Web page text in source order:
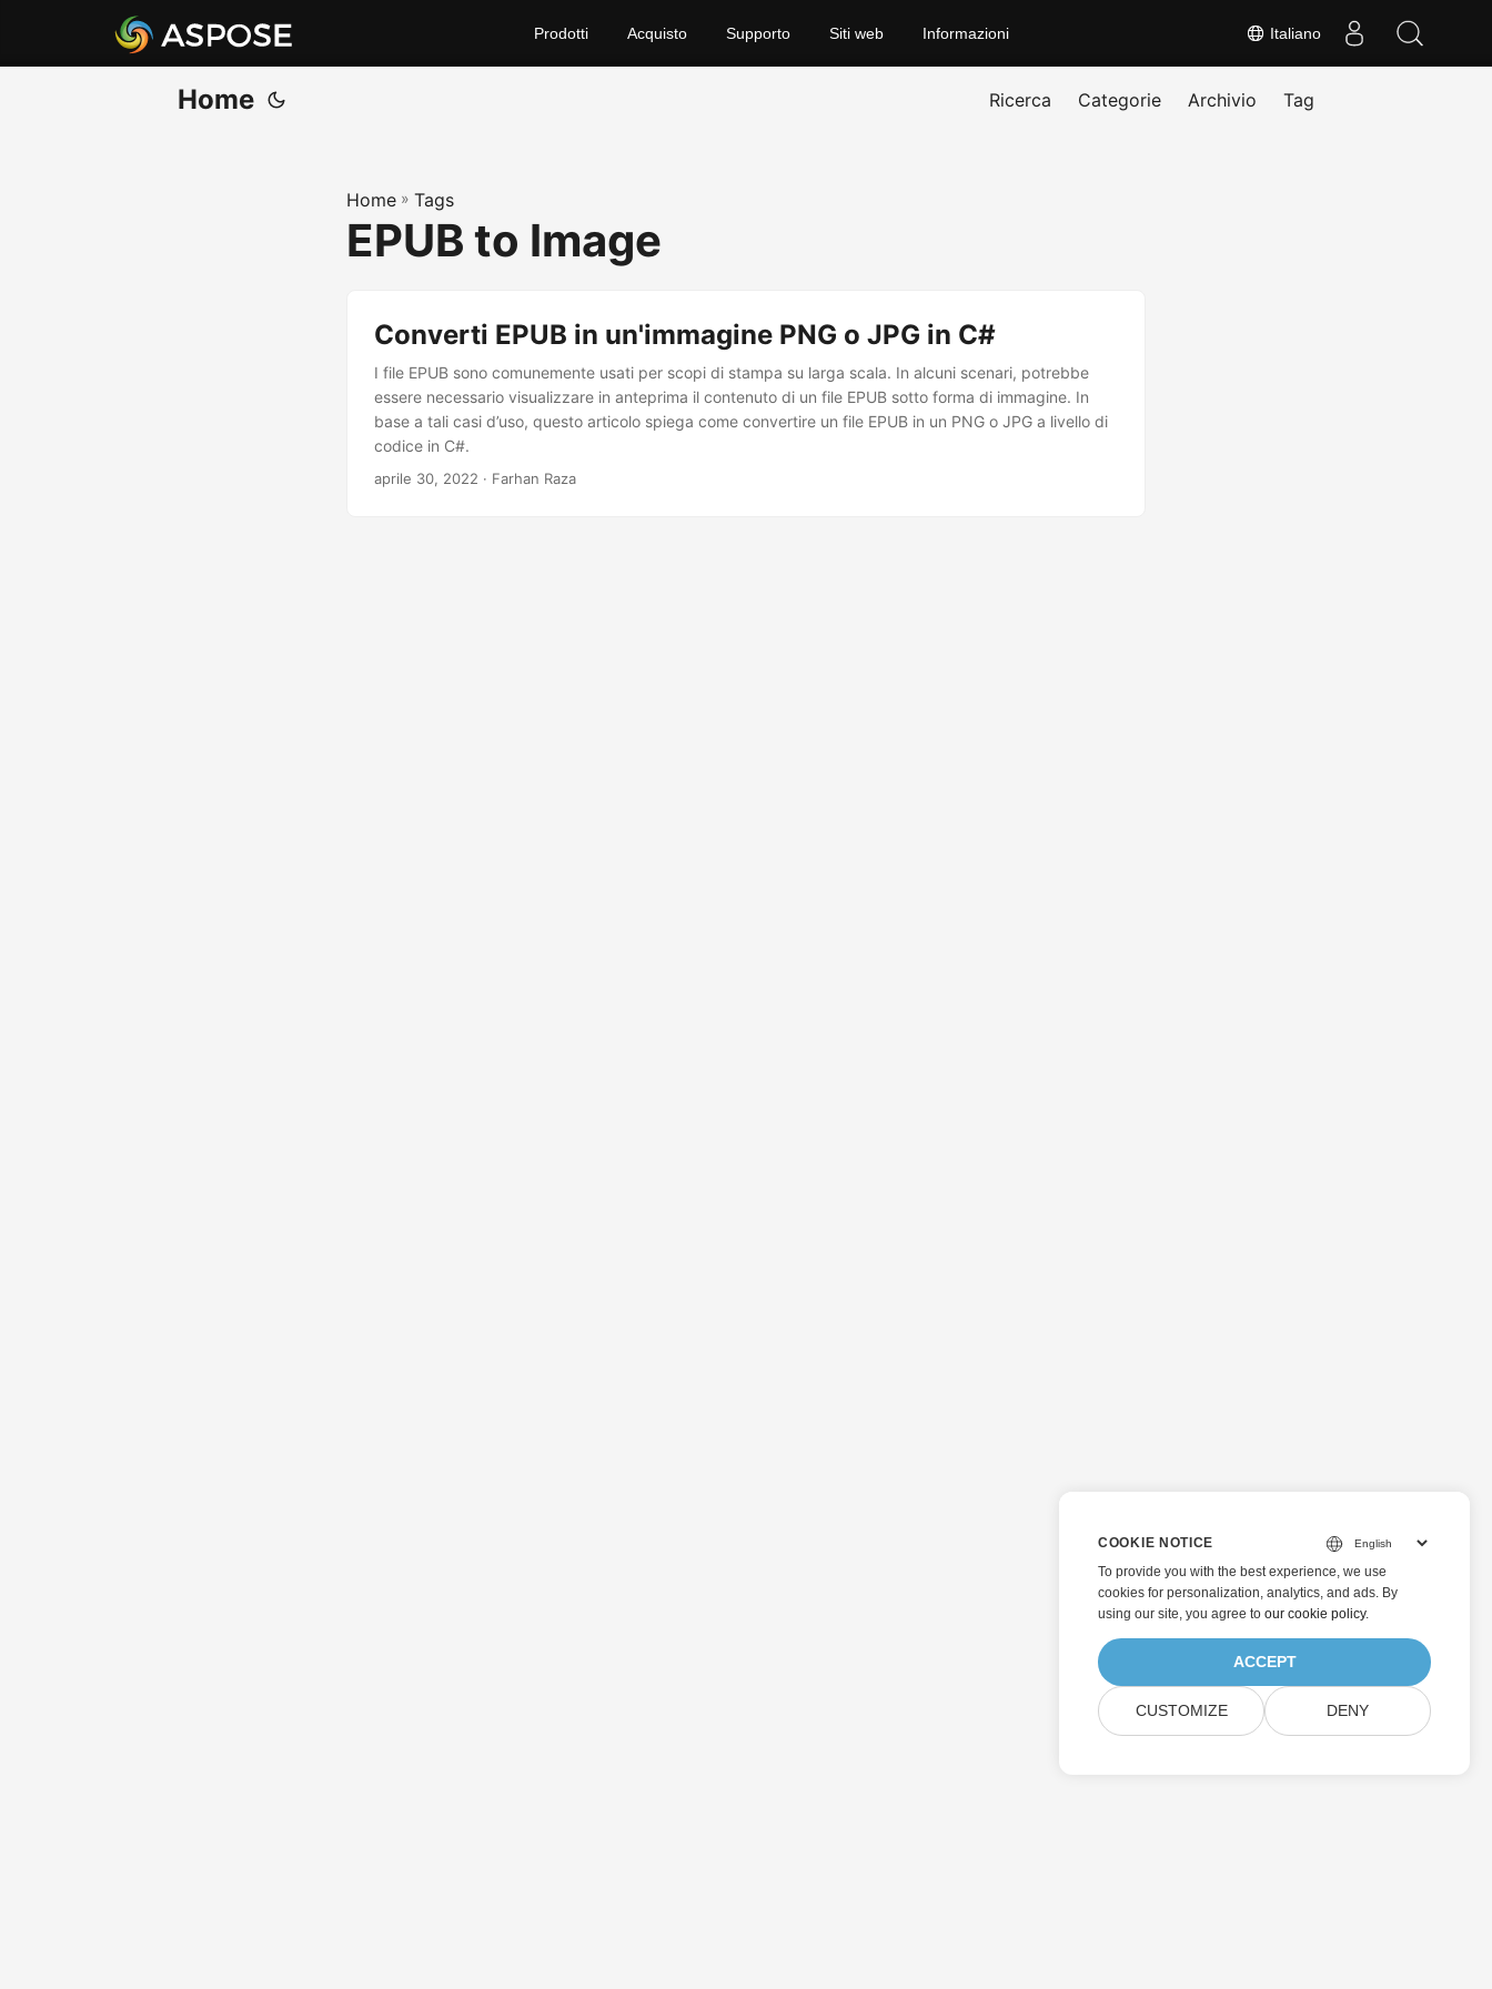
Italiano
Prodotti Acquisto Supporto Siti web Informazioni
Home Ricerca Categorie Archivio Tag
Home » Tags
EPUB to Image
Converti EPUB in un'immagine PNG o JPG in C#
I file EPUB sono comunemente usati per scopi di stampa su larga scala. In alcuni scenari, potrebbe
essere necessario visualizzare in anteprima il contenuto di un file EPUB sotto forma di immagine. In
base a tali casi d’uso, questo articolo spiega come convertire un file EPUB in un PNG o JPG a livello di
codice in C#.
aprile 30, 2022 · Farhan Raza
COOKIE NOTICE
To provide you with the best experience, we use
cookies for personalization, analytics, and ads. By
using our site, you agree to our cookie policy.
ACCEPT
CUSTOMIZE DENY